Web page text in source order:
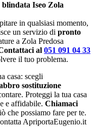
Iseo Zola
in qualsiasi momento,
un servizio di pronto
a Zola Predosa
al 051 091 04 33
il tuo problema.
casa: scegli
sostituzione
Proteggi la tua casa
e affidabile. Chiamaci
che possiamo fare per te.
ApriportaEugenio.it